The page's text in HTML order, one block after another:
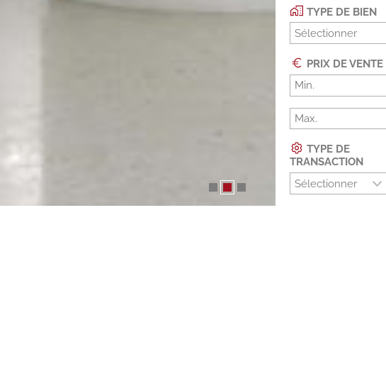
TYPE DE BIEN
Sélectionner
PRIX DE VENTE
TYPE DE
TRANSACTION
Sélectionner